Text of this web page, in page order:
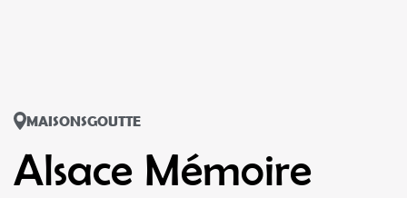
MAISONSGOUTTE
Alsace Mémoire